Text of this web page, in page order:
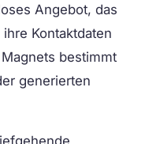
Angebot, das
Kontaktdaten
bestimmt
generierten